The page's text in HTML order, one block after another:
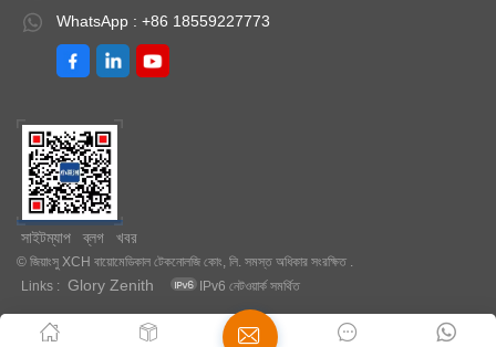
WhatsApp : +86 18559227773
সাইটম্যাপ ব্লগ খবর
© জিয়াংসু XCH বায়োমেডিকাল টেকনোলজি কোং, লি. সমস্ত অধিকার সংরক্ষিত .
Links :
Glory Zenith IPv6 নেটওয়ার্ক সমর্থিত